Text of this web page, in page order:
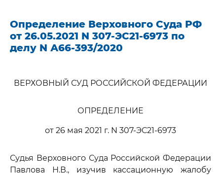
Определение Верховного Суда РФ
от 26.05.2021 N 307-ЭС21-6973 по
делу N А66-393/2020
ВЕРХОВНЫЙ СУД РОССИЙСКОЙ ФЕДЕРАЦИИ
ОПРЕДЕЛЕНИЕ
от 26 мая 2021 г. N 307-ЭС21-6973
Судья Верховного Суда Российской Федерации
Павлова Н.В., изучив кассационную жалобу